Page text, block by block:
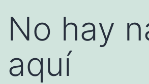
No hay
aquí